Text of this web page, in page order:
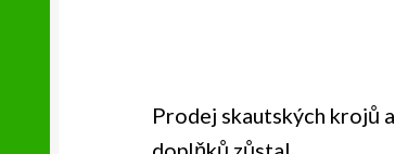
Prodej skautských krojů a